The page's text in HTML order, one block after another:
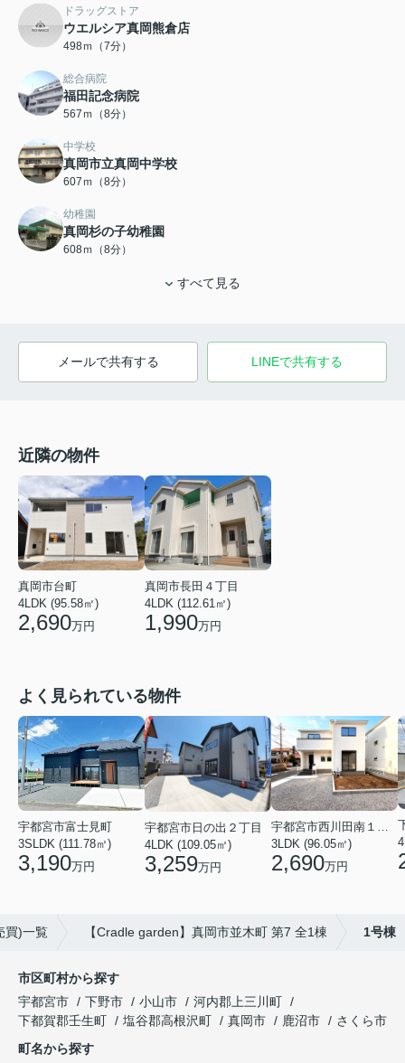
ドラッグストア
ウエルシア真岡熊倉店
498ｍ（7分）
総合病院
福田記念病院
567ｍ（8分）
中学校
真岡市立真岡中学校
607ｍ（8分）
幼稚園
真岡杉の子幼稚園
608ｍ（8分）
すべて見る
メールで共有する LINEで共有する
近隣の物件
真岡市台町
4LDK (95.58㎡)
2,690万円
真岡市長田４丁目
4LDK (112.61㎡)
1,990万円
よく見られている物件
宇都宮市富士見町
3SLDK (111.78㎡)
3,190万円
宇都宮市日の出２丁目
4LDK (109.05㎡)
3,259万円
宇都宮市西川田南１丁目
3LDK (96.05㎡)
2,690万円
買)一覧 【Cradle garden】真岡市並木町 第7 全1棟 1号棟
市区町村から探す
宇都宮市
下野市 小山市
河内郡上三川町
下都賀郡壬生町
塩谷郡高根沢町 真岡市 鹿沼市
さくら市
町名から探す